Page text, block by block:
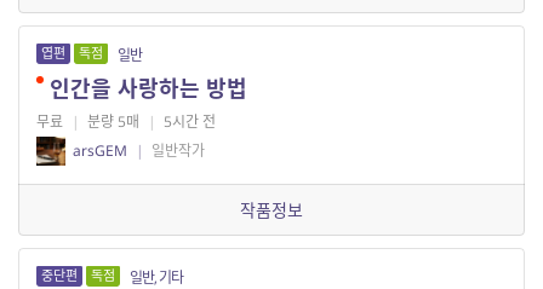
엽편 독점 일반
인간을 사랑하는 방법
무료 | 분량 5매 | 5시간 전
arsGEM
| 일반작가
작품정보
중단편 독점 일반, 기타